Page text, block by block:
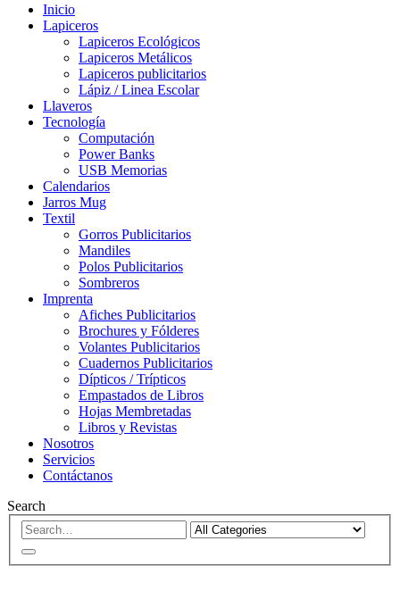
Inicio
Lapiceros
Lapiceros Ecológicos
Lapiceros Metálicos
Lapiceros publicitarios
Lápiz / Linea Escolar
Llaveros
Tecnología
Computación
Power Banks
USB Memorias
Calendarios
Jarros Mug
Textil
Gorros Publicitarios
Mandiles
Polos Publicitarios
Sombreros
Imprenta
Afiches Publicitarios
Brochures y Fólderes
Volantes Publicitarios
Cuadernos Publicitarios
Dípticos / Trípticos
Empastados de Libros
Hojas Membretadas
Libros y Revistas
Nosotros
Servicios
Contáctanos
Search